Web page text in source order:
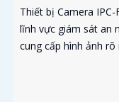
Thiết bị Camera
lĩnh vực giám sát an
cung cấp hình ảnh